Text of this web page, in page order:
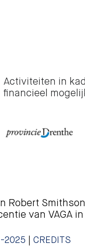
Activiteiten in
financieel
Robert
van VAGA in
2025 |CREDITS